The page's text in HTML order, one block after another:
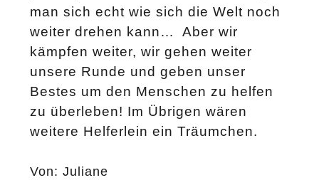
man sich echt wie sich die Welt noch
weiter drehen kann… Aber wir
kämpfen weiter, wir gehen weiter
unsere Runde und geben unser
Bestes um den Menschen zu helfen
zu überleben! Im Übrigen wären
weitere Helferlein ein Träumchen.
Von: Juliane